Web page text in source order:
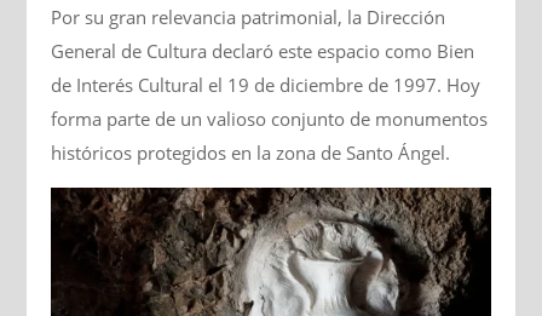
Por su gran relevancia patrimonial, la Dirección
General de Cultura declaró este espacio como Bien
de Interés Cultural el 19 de diciembre de 1997. Hoy
forma parte de un valioso conjunto de monumentos
históricos protegidos en la zona de Santo Ángel.